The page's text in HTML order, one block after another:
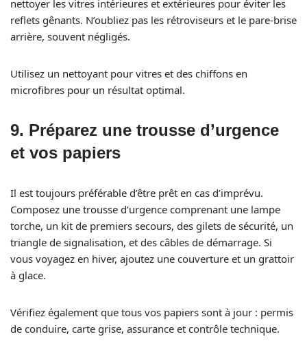
nettoyer les vitres intérieures et extérieures pour éviter les
reflets gênants. N’oubliez pas les rétroviseurs et le pare-brise
arrière, souvent négligés.
Utilisez un nettoyant pour vitres et des chiffons en
microfibres pour un résultat optimal.
9. Préparez une trousse d’urgence
et vos papiers
Il est toujours préférable d’être prêt en cas d’imprévu.
Composez une trousse d’urgence comprenant une lampe
torche, un kit de premiers secours, des gilets de sécurité, un
triangle de signalisation, et des câbles de démarrage. Si
vous voyagez en hiver, ajoutez une couverture et un grattoir
à glace.
Vérifiez également que tous vos papiers sont à jour : permis
de conduire, carte grise, assurance et contrôle technique.